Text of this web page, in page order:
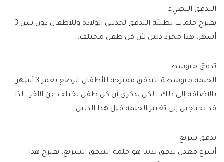
التدفق البطيء
نقترح حلمات بطيئة التدفق لحديثي الولادة وللأطفال دون سن 3
أشهر. هذا مجرد دليل لأن كل طفل مختلف.
تدفق متوسط
الحلمة متوسطة التدفق مقترحة للأطفال الرضع بعمر 3 أشهر
بالإضافة إلى ذلك ، لكن تذكري أن كل طفل يختلف عن الآخر ، لذا
قد تحتاجين إلى تغيير الحلمة قبل هذا الدليل
تدفق سريع
أسرع معدل تدفق لدينا هو حلمة التدفق السريع. يقترح هذا